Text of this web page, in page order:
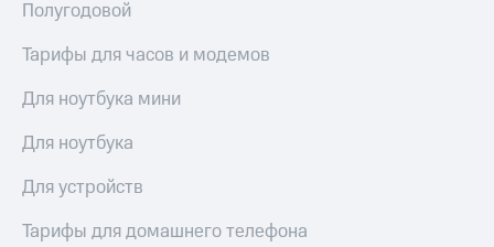
Полугодовой
Тарифы для часов и модемов
Для ноутбука мини
Для ноутбука
Для устройств
Тарифы для домашнего телефона